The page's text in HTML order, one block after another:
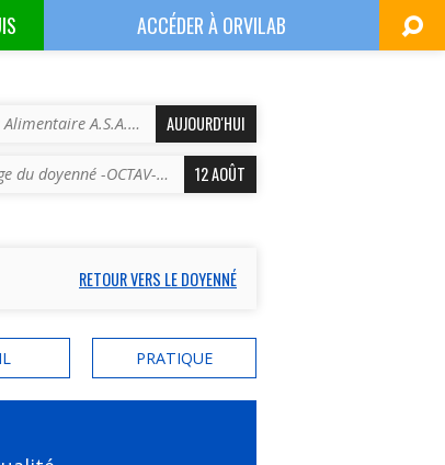
ACCÉDER ÀORVILAB
Alimentaire A.S.A.… AUJOURD'HUI
du doyenné -OCTAV-… 12 AOÛT
RETOUR VERS LE DOYENNÉ
PRATIQUE